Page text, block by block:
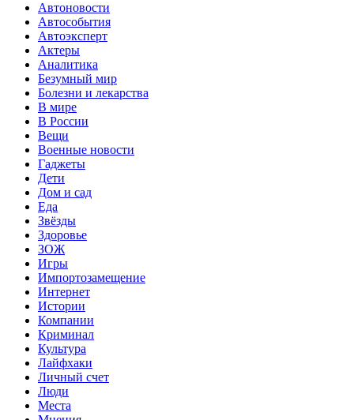
Автоновости
Автособытия
Автоэксперт
Актеры
Аналитика
Безумный мир
Болезни и лекарства
В мире
В России
Вещи
Военные новости
Гаджеты
Дети
Дом и сад
Еда
Звёзды
Здоровье
ЗОЖ
Игры
Импортозамещение
Интернет
Истории
Компании
Криминал
Культура
Лайфхаки
Личный счет
Люди
Места